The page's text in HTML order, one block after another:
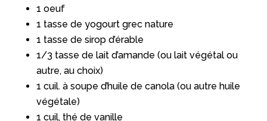
1 oeuf
1 tasse de yogourt grec nature
1 tasse de sirop d’érable
1/3 tasse de lait d’amande (ou lait végétal ou
autre, au choix)
1 cuil. à soupe d’huile de canola (ou autre huile
végétale)
1 cuil, thé de vanille